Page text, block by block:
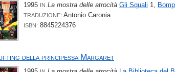
1995 IN La mostra delle atrocità Gli Squali 1,
TRADUZIONE: Antonio Caronia
ISBN: 8845224376
della principessa Margaret